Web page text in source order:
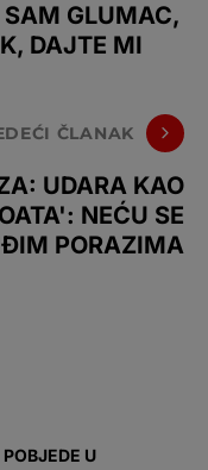
SAM GLUMAC,
DAJTE MI
ČLANAK
UDARA KAO
NEĆU SE
PORAZIMA
U